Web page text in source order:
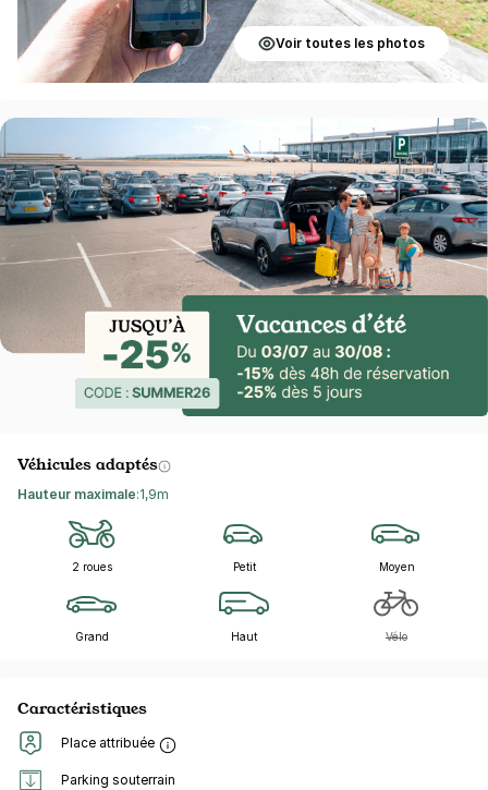
Voir toutes les photos
Véhicules adaptés
Hauteur maximale:1,9m
2 roues Petit Moyen
Grand Haut Vélo
Caractéristiques
Place attribuée
Parking souterrain